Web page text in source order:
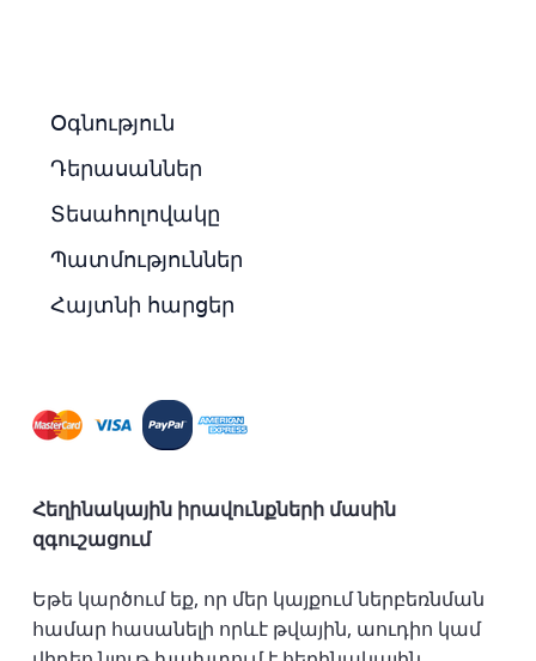
Օգնություն
Դերասաններ
Տեսահոլովակը
Պատմություններ
Հայտնի հարցեր
Հեղինակային իրավունքների մասին
զգուշացում
Եթե կարծում եք, որ մեր կայքում ներբեռնման
համար հասանելի որևէ թվային, աուդիո կամ